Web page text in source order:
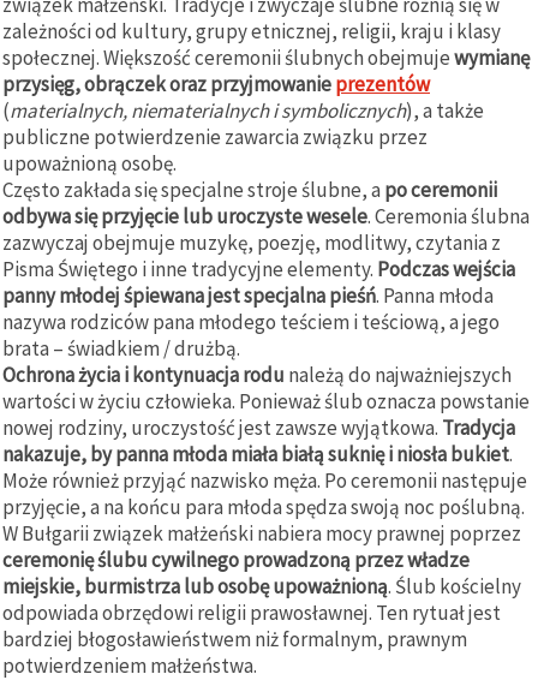
zależności od kultury, grupy etnicznej, religii, kraju i klasy
społecznej. Większość ceremonii ślubnych obejmujewymianę
przysięg, obrączek oraz przyjmowanieprezentów
(materialnych, niematerialnych i symbolicznych), a także
publiczne potwierdzenie zawarcia związku przez
upoważnioną osobę.
Często zakłada się specjalne stroje ślubne, a po ceremonii
odbywa się przyjęcie lub uroczyste wesele. Ceremonia ślubna
zazwyczaj obejmuje muzykę, poezję, modlitwy, czytania z
Pisma Świętego i inne tradycyjne elementy. Podczas wejścia
panny młodej śpiewana jest specjalna pieśń. Panna młoda
nazywa rodziców pana młodego teściem i teściową, a jego
brata – świadkiem / drużbą.
Ochrona życia i kontynuacja rodu należą do najważniejszych
wartości w życiu człowieka. Ponieważ ślub oznacza powstanie
nowej rodziny, uroczystość jest zawsze wyjątkowa. Tradycja
nakazuje, by panna młoda miała białą suknię i niosła bukiet.
Może również przyjąć nazwisko męża. Po ceremonii następuje
przyjęcie, a na końcu para młoda spędza swoją noc poślubną.
W Bułgarii związek małżeński nabiera mocy prawnej poprzez
ceremonię ślubu cywilnego prowadzoną przez władze
miejskie, burmistrza lub osobę upoważnioną. Ślub kościelny
odpowiada obrzędowi religii prawosławnej. Ten rytuał jest
bardziej błogosławieństwem niż formalnym, prawnym
potwierdzeniem małżeństwa.